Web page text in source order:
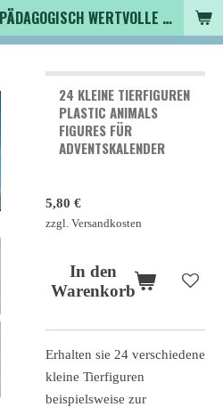
PLASTIC ZOO SHOP - PÄDAGOGISCH WERTVOLLE SPIELZEUGTIERE , SAMMLER - TIERFIGUREN UND MEHR VON VINTAGE BIS MODERN
24 KLEINE TIERFIGUREN
PLASTIC ANIMALS
FIGURES FÜR
ADVENTSKALENDER
5,80 €
zzgl. Versandkosten
In den
Warenkorb
Erhalten sie 24 verschiedene
kleine Tierfiguren
beispielsweise zur